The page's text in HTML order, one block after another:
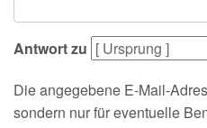
Antwort zu
Die angegebene E-Mail-
sondern nur für eventuelle